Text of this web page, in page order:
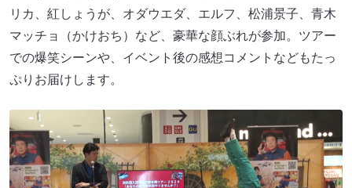
リカ、紅しょうが、オダウエダ、エルフ、松浦景子、青木
マッチョ（かけおち）など、豪華な顔ぶれが参加。ツアー
での爆笑シーンや、イベント後の感想コメントなどもたっ
ぷりお届けします。